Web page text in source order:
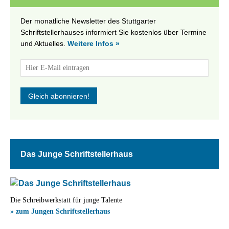
Der monatliche Newsletter des Stuttgarter
Schriftstellerhauses informiert Sie kostenlos über Termine
und Aktuelles. Weitere Infos »
Das Junge Schriftstellerhaus
Die Schreibwerkstatt für junge Talente
» zum Jungen Schriftstellerhaus